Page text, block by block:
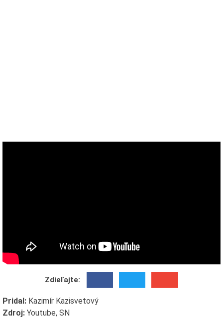
Zdieľajte:
Pridal: Kazimír Kazisvetový
Zdroj: Youtube, SN